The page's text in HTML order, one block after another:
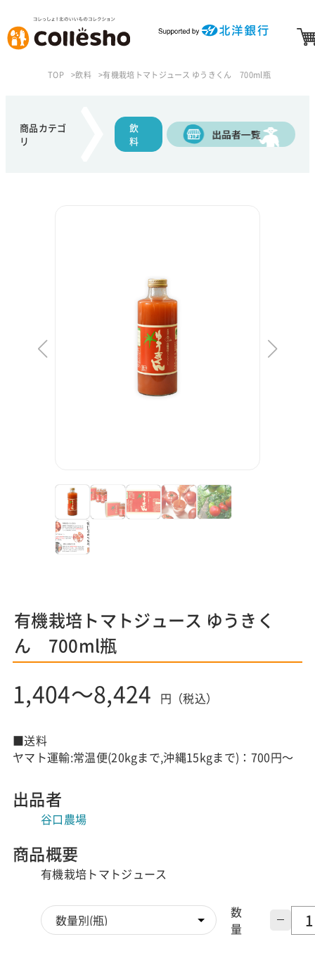
TOP 飲料 有機栽培トマトジュース ゆうきくん 700ml瓶
商品カテゴ
リ
飲
料
有機栽培トマトジュース ゆうきく
ん 700ml瓶
1,404～8,424 円（税込）
■送料
ヤマト運輸:常温便(20kgまで,沖縄15kgまで)：700円～
出品者
谷口農場
商品概要
有機栽培トマトジュース
数
量